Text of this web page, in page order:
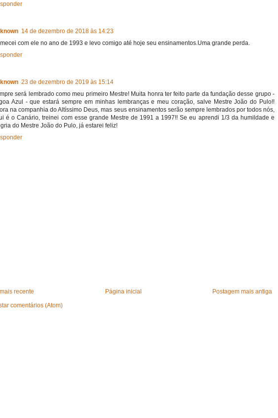
14 de dezembro de 2018 às 14:23
com ele no ano de 1993 e levo comigo até hoje seu ensinamentos.Uma grande perda.
23 de dezembro de 2019 às 15:14
será lembrado como meu primeiro Mestre! Muita honra ter feito parte da fundação desse grupo -
Azul - que estará sempre em minhas lembranças e meu coração, salve Mestre João do Pulo!!
na companhia do Altíssimo Deus, mas seus ensinamentos serão sempre lembrados por todos nós,
é o Canário, treinei com esse grande Mestre de 1991 a 1997!! Se eu aprendi 1/3 da humildade e
do Mestre João do Pulo, já estarei feliz!
recente Postagem mais antiga
Página inicial
comentários (Atom)